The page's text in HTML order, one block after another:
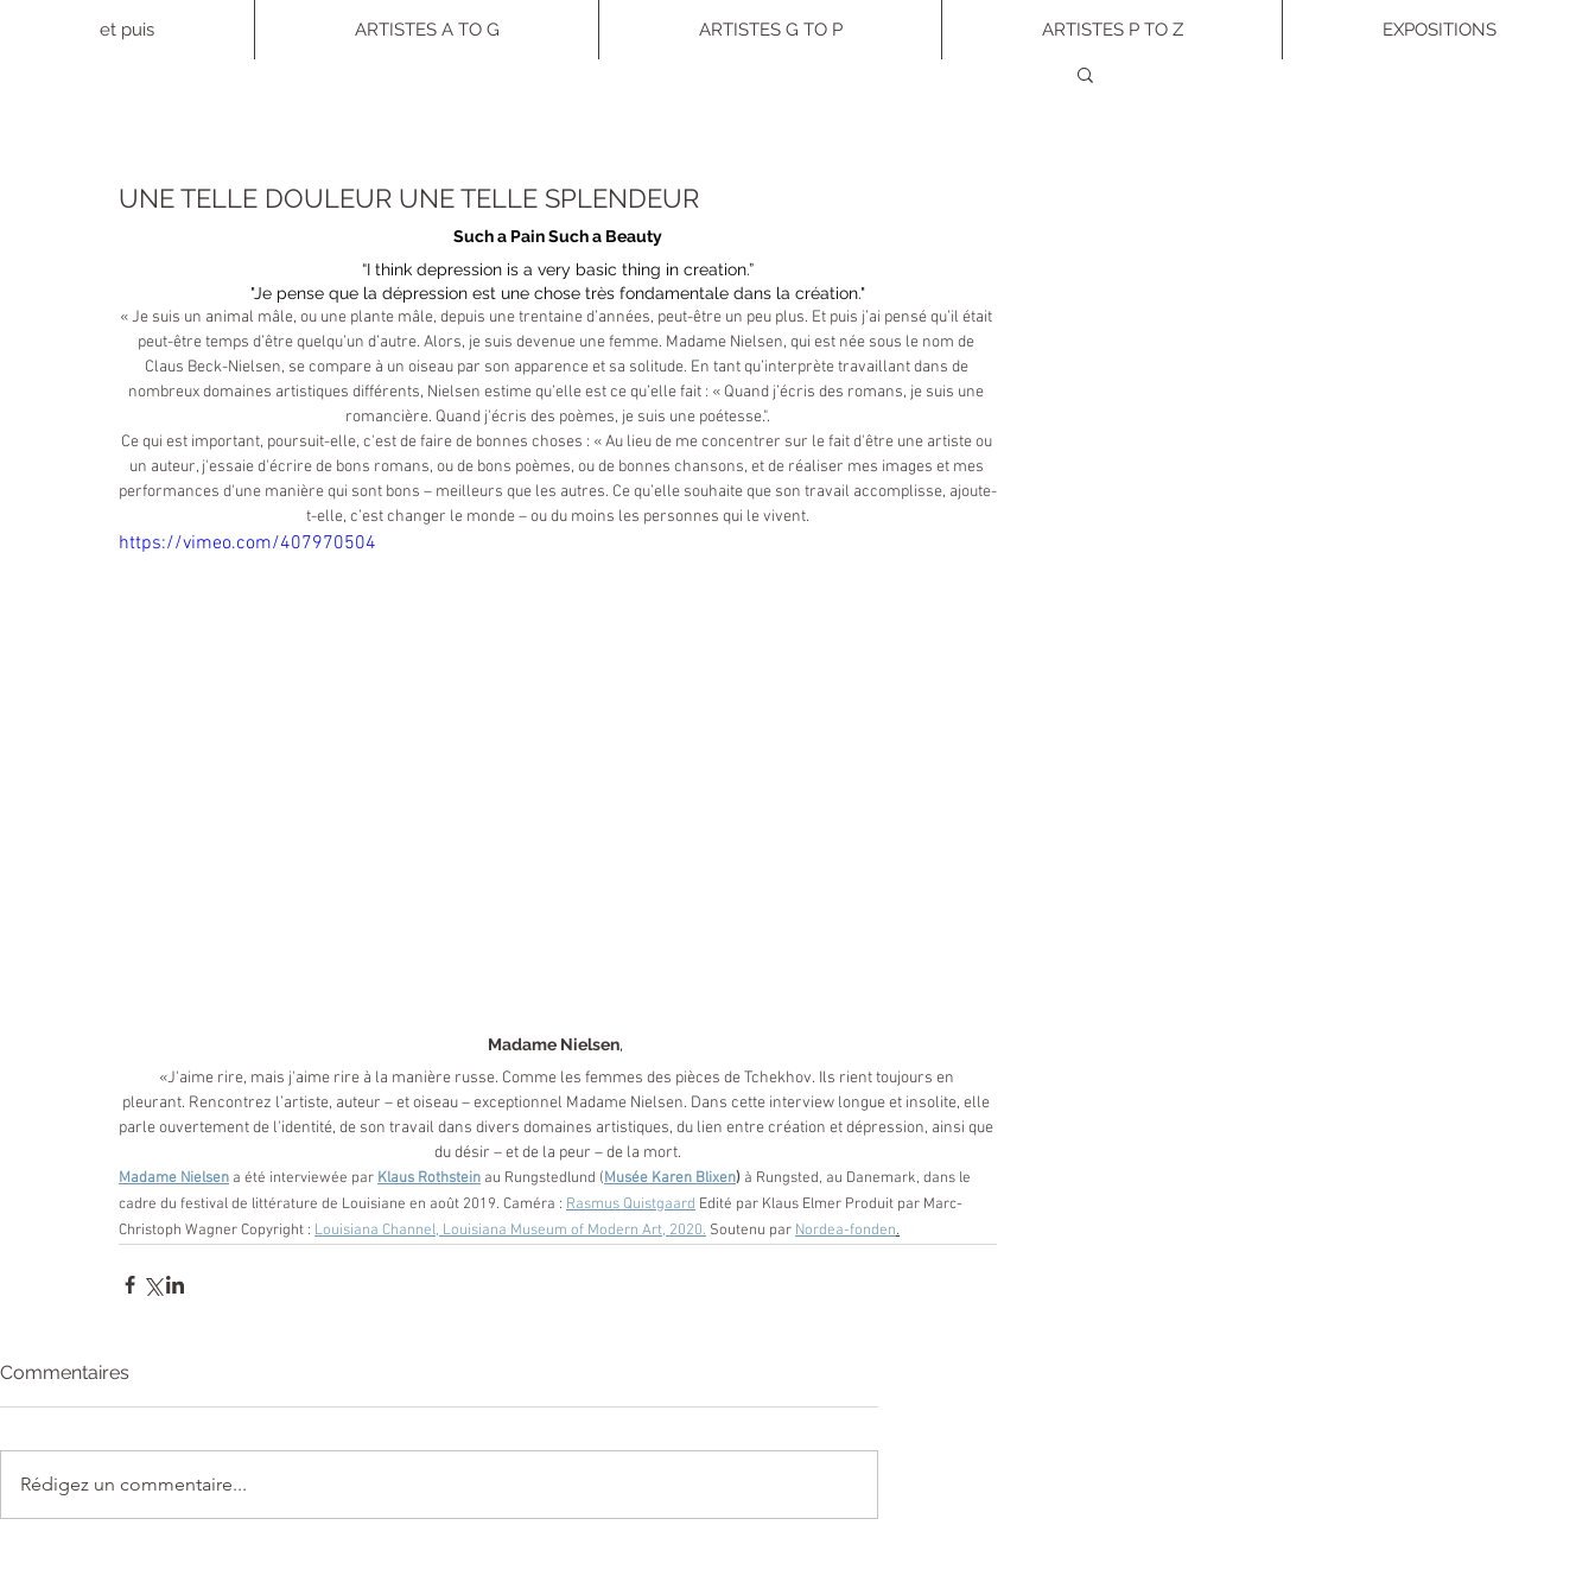
et puis ARTISTES A TO G ARTISTES G TO P ARTISTES P TO Z EXPOSITIONS
UNE TELLE DOULEUR UNE TELLE SPLENDEUR
Such a Pain Such a Beauty
“I think depression is a very basic thing in creation.”
"Je pense que la dépression est une chose très fondamentale dans la création."
« Je suis un animal mâle, ou une plante mâle, depuis une trentaine d’années, peut-être un peu plus. Et puis j’ai pensé qu’il était
peut-être temps d’être quelqu’un d’autre. Alors, je suis devenue une femme. Madame Nielsen, qui est née sous le nom de
Claus Beck-Nielsen, se compare à un oiseau par son apparence et sa solitude. En tant qu’interprète travaillant dans de
nombreux domaines artistiques différents, Nielsen estime qu’elle est ce qu’elle fait : « Quand j’écris des romans, je suis une
romancière. Quand j'écris des poèmes, je suis une poétesse.".
Ce qui est important, poursuit-elle, c'est de faire de bonnes choses : « Au lieu de me concentrer sur le fait d'être une artiste ou
un auteur, j'essaie d'écrire de bons romans, ou de bons poèmes, ou de bonnes chansons, et de réaliser mes images et mes
performances d'une manière qui sont bons – meilleurs que les autres. Ce qu’elle souhaite que son travail accomplisse, ajoute-
t-elle, c’est changer le monde – ou du moins les personnes qui le vivent.
https://vimeo.com/407970504
Madame Nielsen,
«J'aime rire, mais j'aime rire à la manière russe. Comme les femmes des pièces de Tchekhov. Ils rient toujours en
pleurant. Rencontrez l’artiste, auteur – et oiseau – exceptionnel Madame Nielsen. Dans cette interview longue et insolite, elle
parle ouvertement de l'identité, de son travail dans divers domaines artistiques, du lien entre création et dépression, ainsi que
du désir – et de la peur – de la mort.
Madame Nielsen a été interviewée par Klaus Rothstein au Rungstedlund (Musée Karen Blixen) à Rungsted, au Danemark, dans le
cadre du festival de littérature de Louisiane en août 2019. Caméra : Rasmus Quistgaard Edité par Klaus Elmer Produit par Marc-
Christoph Wagner Copyright : Louisiana Channel, Louisiana Museum of Modern Art, 2020. Soutenu par Nordea-fonden.
Commentaires
Rédigez un commentaire...